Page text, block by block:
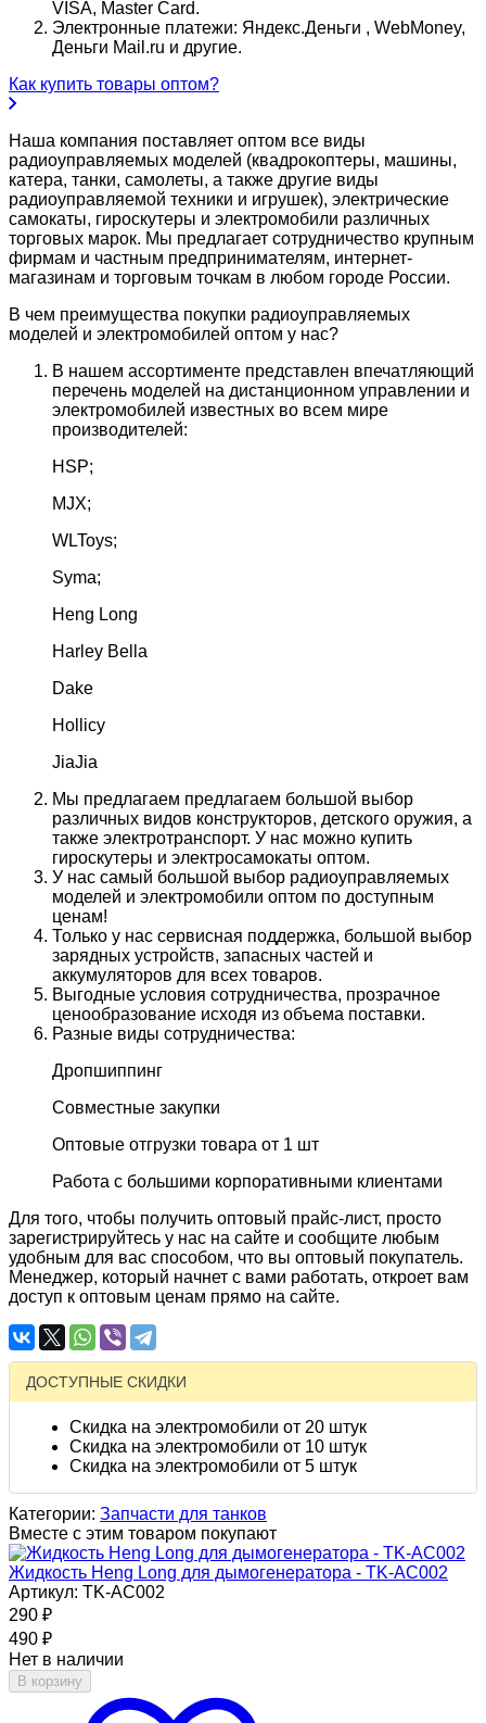
VISA, Master Card.
Электронные платежи: Яндекс.Деньги , WebMoney,
Деньги Mail.ru и другие.
Как купить товары оптом?
Наша компания поставляет оптом все виды
радиоуправляемых моделей (квадрокоптеры, машины,
катера, танки, самолеты, а также другие виды
радиоуправляемой техники и игрушек), электрические
самокаты, гироскутеры и электромобили различных
торговых марок. Мы предлагает сотрудничество крупным
фирмам и частным предпринимателям, интернет-
магазинам и торговым точкам в любом городе России.
В чем преимущества покупки радиоуправляемых
моделей и электромобилей оптом у нас?
В нашем ассортименте представлен впечатляющий
перечень моделей на дистанционном управлении и
электромобилей известных во всем мире
производителей:
HSP;
MJX;
WLToys;
Syma;
Heng Long
Harley Bella
Dake
Hollicy
JiaJia
Мы предлагаем предлагаем большой выбор
различных видов конструкторов, детского оружия, а
также электротранспорт. У нас можно купить
гироскутеры и электросамокаты оптом.
У нас самый большой выбор радиоуправляемых
моделей и электромобили оптом по доступным
ценам!
Только у нас сервисная поддержка, большой выбор
зарядных устройств, запасных частей и
аккумуляторов для всех товаров.
Выгодные условия сотрудничества, прозрачное
ценообразование исходя из объема поставки.
Разные виды сотрудничества:
Дропшиппинг
Совместные закупки
Оптовые отгрузки товара от 1 шт
Работа с большими корпоративными клиентами
Для того, чтобы получить оптовый прайс-лист, просто
зарегистрируйтесь у нас на сайте и сообщите любым
удобным для вас способом, что вы оптовый покупатель.
Менеджер, который начнет с вами работать, откроет вам
доступ к оптовым ценам прямо на сайте.
ДОСТУПНЫЕ СКИДКИ
Скидка на электромобили от 20 штук
Скидка на электромобили от 10 штук
Скидка на электромобили от 5 штук
Категории: Запчасти для танков
Вместе с этим товаром покупают
Жидкость Heng Long для дымогенератора - TK-AC002
Артикул: TK-AC002
290 ₽
490 ₽
Нет в наличии
В корзину